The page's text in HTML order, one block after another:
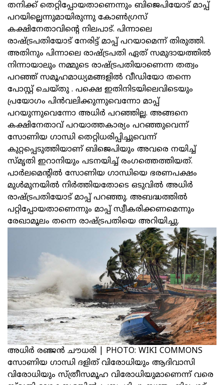
തനിക്ക് തെറ്റിപ്പോയതാണെന്നും ബിജെപിയോട് മാപ്പ്
പറയില്ലെന്നുമായിരുന്നു കോൺഗ്രസ്
കക്ഷിനേതാവിന്റെ നിലപാട്. പിന്നാലെ
രാഷ്ട്രപതിയോട് നേരിട്ട് മാപ്പ് പറയാമെന്ന് തിരുത്തി.
അതിനും പിന്നാലെ രാഷ്ട്രപതി ഏത് സമുദായത്തിൽ
നിന്നായാലും നമ്മുടെ രാഷ്ട്രപതിയാണെന്ന തത്വം
പറഞ്ഞ് സമൂഹമാധ്യമങ്ങളിൽ വീഡിയോ തന്നെ
പോസ്റ്റ് ചെയ്തു . പക്ഷെ ഇതിനിടയിലെവിടെയും
പ്രയോഗം പിൻവലിക്കുന്നുവെന്നോ മാപ്പ്
പറയുന്നുവെന്നോ അധിർ പറഞ്ഞില്ല. അങ്ങനെ
കക്ഷിനേതാവ് പറയാത്തകാര്യം പറഞ്ഞുവെന്ന്
സോണിയ ഗാന്ധി തെറ്റിധരിപ്പിച്ചുവെന്ന്
കുറ്റപ്പെടുത്തിയാണ് ബിജെപിയും അവരെ നയിച്ച്
സ്മൃതി ഇറാനിയും പടനയിച്ച് രംഗത്തെത്തിയത്.
പാർലമെന്റിൽ സോണിയ ഗാന്ധിയെ ഭരണപക്ഷം
മുൾമുനയിൽ നിർത്തിയതോടെ ഒടുവിൽ അധിർ
രാഷ്ട്രപതിയോട് മാപ്പ് പറഞ്ഞു. അബദ്ധത്തിൽ
പറ്റിപ്പോയതാണെന്നും മാപ്പ് സ്വീകരിക്കണമെന്നും
രേഖാമൂലം തന്നെ രാഷ്ട്രപതിയെ അറിയിച്ചു.
അധിർ ര‍ഞ്ജൻ ചൗധരി | PHOTO: WIKI COMMONS
സോണിയ ഗാന്ധി ദളിത് വിരോധിയും ആദിവാസി
വിരോധിയും സ്ത്രീസമൂഹ വിരോധിയുമാണെന്ന് വരെ